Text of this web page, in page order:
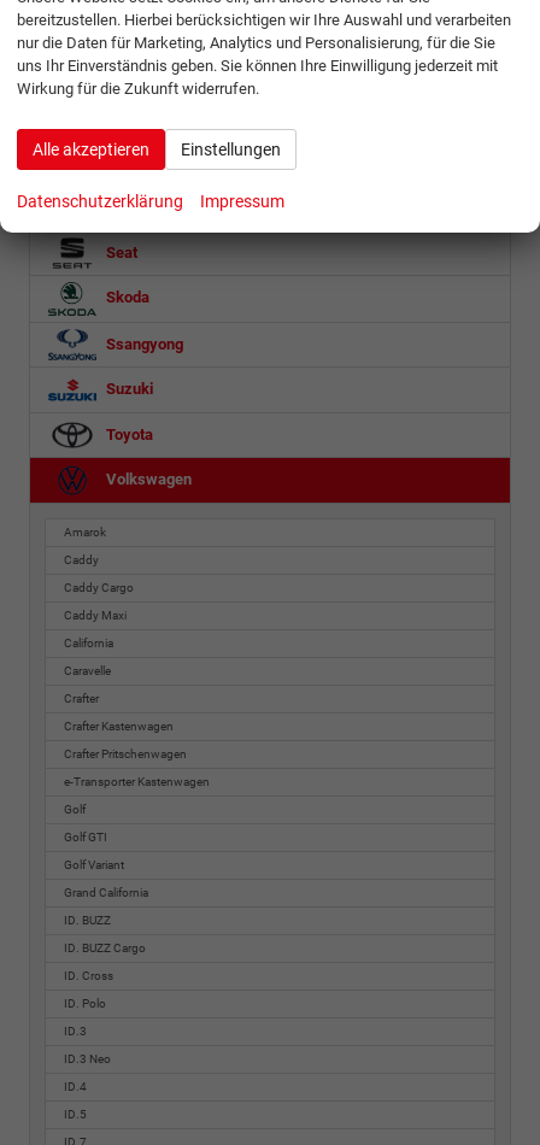
Opel
Ora
Porsche
Renault
Seat
Skoda
Ssangyong
Suzuki
Toyota
Volkswagen
Amarok
Caddy
Caddy Cargo
Caddy Maxi
California
Caravelle
Crafter
Crafter Kastenwagen
Crafter Pritschenwagen
e-Transporter Kastenwagen
Golf
Golf GTI
Golf Variant
Grand California
ID. BUZZ
ID. BUZZ Cargo
ID. Cross
ID. Polo
ID.3
ID.3 Neo
ID.4
ID.5
ID.7
bereitzustellen. Hierbei berücksichtigen wir Ihre Auswahl und verarbeiten
nur die Daten für Marketing, Analytics und Personalisierung, für die Sie
uns Ihr Einverständnis geben. Sie können Ihre Einwilligung jederzeit mit
Wirkung für die Zukunft widerrufen.
Alle akzeptieren Einstellungen
Datenschutzerklärung Impressum